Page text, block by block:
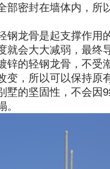
部密封在墙体内，所
龙骨是起支撑作用
就会大大减弱，最终
锌的轻钢龙骨，不受
变，所以可以保持原
墅的坚固性，不会因